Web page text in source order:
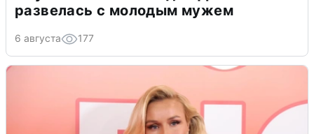
развелась с молодым мужем
6 августа 177